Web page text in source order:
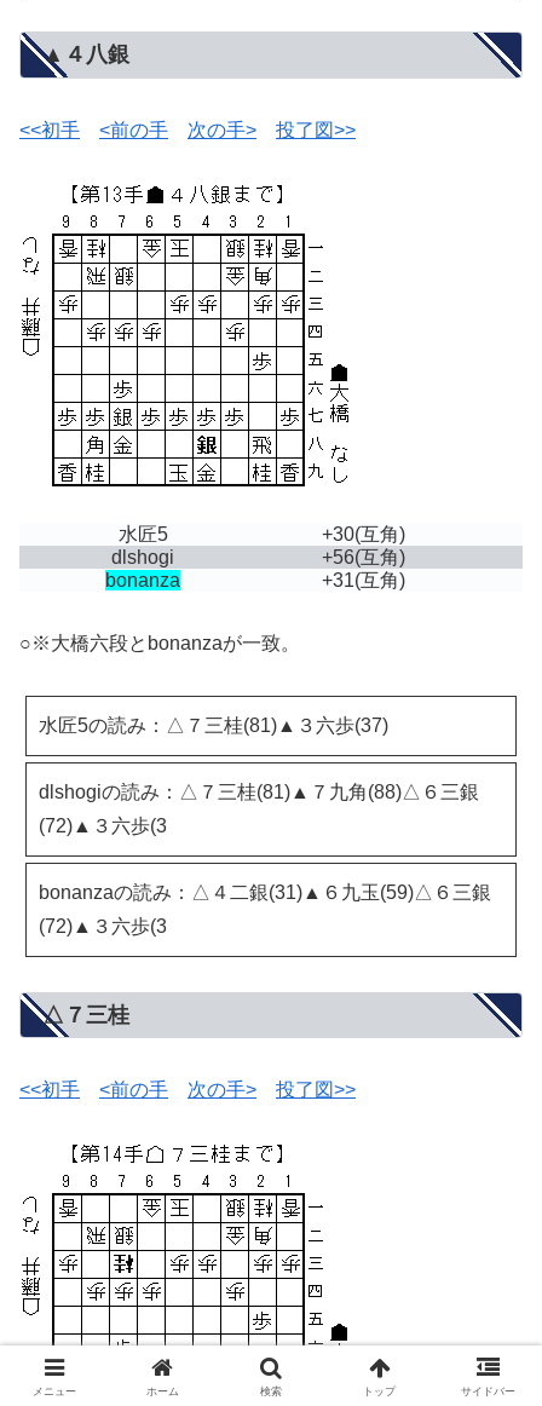
▲４八銀
<<初手 <前の手 次の手> 投了図>>
水匠5 +30(互角)
dlshogi
+56(互角)
bonanza
+31(互角)
○※大橋六段とbonanzaが一致。
水匠5の読み：△７三桂(81)▲３六歩(37)
dlshogiの読み：△７三桂(81)▲７九角(88)△６三銀
(72)▲３六歩(3
bonanzaの読み：△４二銀(31)▲６九玉(59)△６三銀
(72)▲３六歩(3
△７三桂
<<初手 <前の手 次の手> 投了図>>
メニュー ホーム 検索 トップ サイドバー